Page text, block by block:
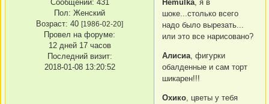
Сообщений: 431
Пол: Женский
Возраст: 40 [1986-02-20]
Провел на форуме:
12 дней 17 часов
Последний визит:
2018-01-08 13:20:52
Hemulka, я в
шоке...столько всего
надо было вырезать...
или это все нарисовано?
Алисиа, фигурки
обалденные и сам торт
шикарен!!!
Охико, цветы у тебя